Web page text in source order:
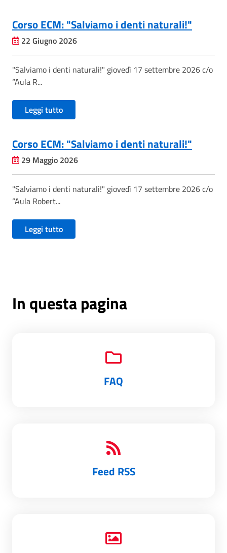
Corso ECM: "Salviamo i denti naturali!"
22 Giugno 2026
"Salviamo i denti naturali!" giovedì 17 settembre 2026 c/o
“Aula R...
Leggi tutto
Corso ECM: "Salviamo i denti naturali!"
29 Maggio 2026
"Salviamo i denti naturali!" giovedì 17 settembre 2026 c/o
“Aula Robert...
Leggi tutto
In questa pagina
FAQ
Feed RSS